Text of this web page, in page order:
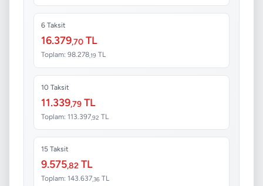
6 Taksit
16.379,70 TL
Toplam: 98.278,19 TL
10 Taksit
11.339,79 TL
Toplam: 113.397,92 TL
15 Taksit
9.575,82 TL
Toplam: 143.637,36 TL